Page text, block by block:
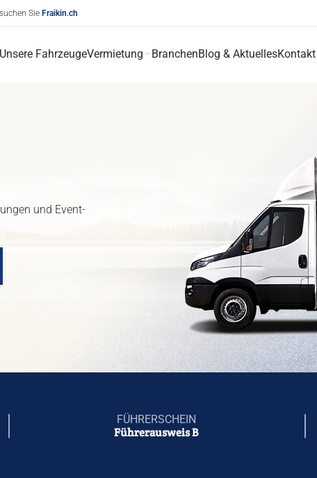
Sie Fraikin.ch
Unsere FahrzeugeVermietung BranchenBlog & AktuellesKontakt
und Event-
FÜHRERSCHEIN
Führerausweis B